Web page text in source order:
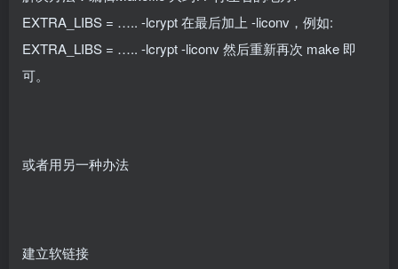
EXTRA_LIBS = ….. -lcrypt 在最后加上 -liconv，例如:
EXTRA_LIBS = ….. -lcrypt -liconv 然后重新再次 make 即
可。
或者用另一种办法
建立软链接